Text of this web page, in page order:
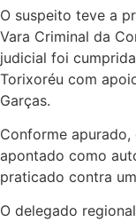
O suspeito teve a
Vara Criminal da
judicial foi
Torixoréu com
Garças.
Conforme
apontado como
praticado contra
O delegado